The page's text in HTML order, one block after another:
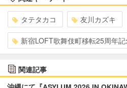
タテタカコ 友川カズキ
新宿LOFT歌舞伎町移転25周年記
関連記事